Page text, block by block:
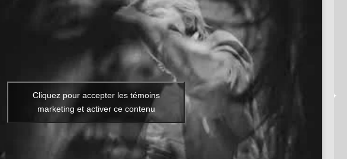
Cliquez pour accepter les témoins
marketing et activer ce contenu